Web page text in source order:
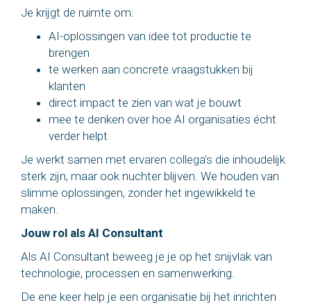
Je krijgt de ruimte om:
AI-oplossingen van idee tot productie te
brengen
te werken aan concrete vraagstukken bij
klanten
direct impact te zien van wat je bouwt
mee te denken over hoe AI organisaties écht
verder helpt
Je werkt samen met ervaren collega’s die inhoudelijk
sterk zijn, maar ook nuchter blijven. We houden van
slimme oplossingen, zonder het ingewikkeld te
maken.
Jouw rol als AI Consultant
Als AI Consultant beweeg je je op het snijvlak van
technologie, processen en samenwerking.
De ene keer help je een organisatie bij het inrichten